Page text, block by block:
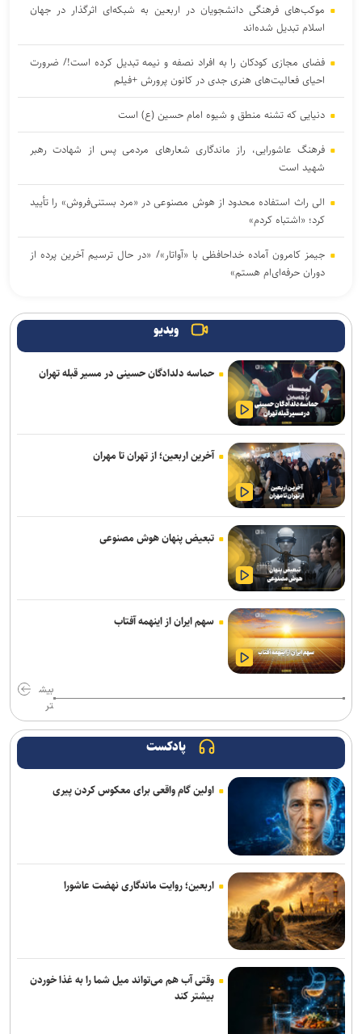
موکب‌های فرهنگی دانشجویان در اربعین به شبکه‌ای اثرگذار در جهان
اسلام تبدیل شده‌اند
فضای مجازی کودکان را به افراد نصفه و نیمه تبدیل کرده است!/ ضرورت
احیای فعالیت‌های هنری جدی در کانون پرورش +فیلم
دنیایی که تشنه منطق و شیوه امام حسین (ع) است
فرهنگ عاشورایی، راز ماندگاری شعار‌های مردمی پس از شهادت رهبر
شهید است
الی راث استفاده محدود از هوش مصنوعی در «مرد بستنی‌فروش» را تأیید
کرد؛ «اشتباه کردم»
جیمز کامرون آماده خداحافظی با «آواتار»/ «در حال ترسیم آخرین پرده از
دوران حرفه‌ای‌ام هستم»
است
غفاری: جشنواره بین‌المللی فیلم مقاومت، زبان هنری این حماسه خواهد
بود
موکب‌های «کتاب اربعین» کتابخانه‌های عمومی استان تهران در مسیر
جاماندگان اربعین
درخشش «مرد آرام» در جشنواره ایماگو ایتالیا
برگزاری دوره «آشنایی با فیلمسازی» در انجمن سینمای جوانان ایران
بازار شعر
فعالان اربعین از جهان در کربلا گرد هم آمدند/ اهدای تکه فرش حرم
رضوی به فعالان اربعینی جهان
فقیهه سلطانی بازیگر فیلم بهاره رهنما شد
انتشار کتاب انقلاب مشروطه؛ از تولد تا مرگ/ بازخوانی مستند یک تحول
نفی منطق، راه را برای خرافه و پوچ‌گرایی باز می‌کند
نقش، یک شخصیت می‌ساخت +فیلم
صادرات فرهنگ از انتخاب درست آغاز می‌شود
رادیو اربعین خیمه‌ای به وسعت دل‌های عاشق است/ از سفره‌های
نذری‌ام‌البنین تا پیگیری مطالبات زائران
«آبجی‌ها و آقاجان» در تالار حافظ روی صحنه می‌رود
پیاده‌روی اربعین؛ یک نمایش آیینی پویا و بی‌کارگردان
ویدیو
حماسه دلدادگان حسینی در مسیر قبله تهران
آخرین اربعین؛ از تهران تا مهران
تبعیض پنهان هوش مصنوعی
سهم ایران از اینهمه آفتاب
بیش
تر
پادکست
اولین گام واقعی برای معکوس کردن پیری
اربعین؛ روایت ماندگاری نهضت عاشورا
وقتی آب هم می‌تواند میل شما را به غذا خوردن
بیشتر کند